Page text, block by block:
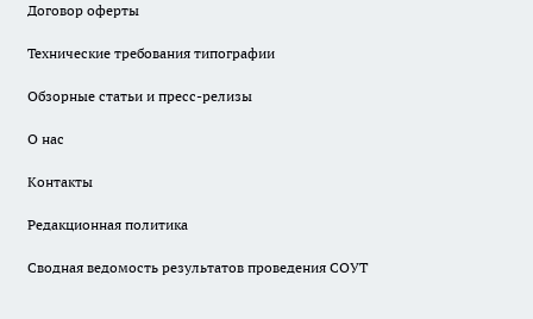
Договор оферты
Технические требования типографии
Обзорные статьи и пресс-релизы
О нас
Контакты
Редакционная политика
Сводная ведомость результатов проведения СОУТ